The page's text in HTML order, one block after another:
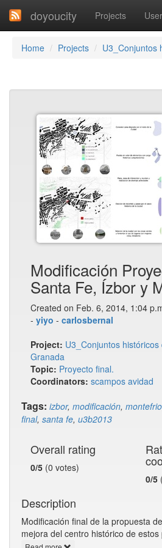
doyoucity Projects
Home Projects U3_Conjuntos
Modificación
Santa Fe, Ízbor y
Created on Feb. 6, 2014, 1:04
- yiyo - carlosbernal
Project: U3_Conjuntos
Granada
Topic: Proyecto final.
Coordinators: scampos avidad
Tags: izbor, modificación, montefrio
final, santa fe, u3b2013
Overall rating
0/5 (0 votes)
0/5
Description
Modificación final de la propuesta
mejora del centro histórico de estos